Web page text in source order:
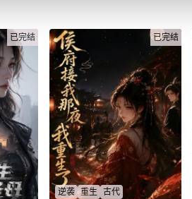
已完结 已完结
逆袭 重生 古代